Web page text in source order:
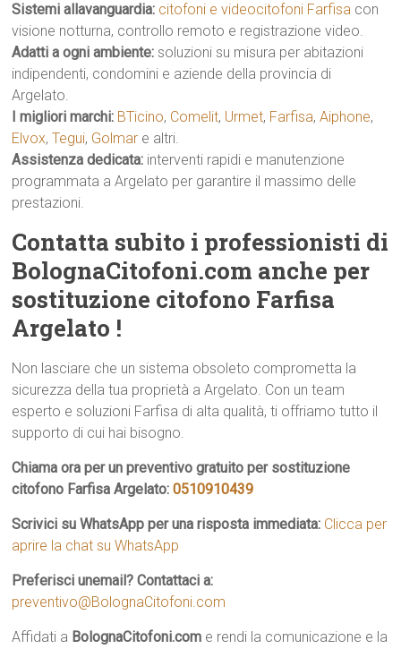
Sistemi allavanguardia: citofoni e videocitofoni Farfisa con
visione notturna, controllo remoto e registrazione video.
Adatti a ogni ambiente: soluzioni su misura per abitazioni
indipendenti, condomini e aziende della provincia di
Argelato.
I migliori marchi: BTicino, Comelit, Urmet, Farfisa,Aiphone,
Elvox,Tegui, Golmar e altri.
Assistenza dedicata: interventi rapidi e manutenzione
programmata a Argelato per garantire il massimo delle
prestazioni.
Contatta subito i professionisti di
BolognaCitofoni.com anche per
sostituzione citofono Farfisa
Argelato !
Non lasciare che un sistema obsoleto comprometta la
sicurezza della tua proprietà a Argelato. Con un team
esperto e soluzioni Farfisa di alta qualità, ti offriamo tutto il
supporto di cui hai bisogno.
Chiama ora per un preventivo gratuito per sostituzione
citofono Farfisa Argelato:0510910439
Scrivici su WhatsApp per una risposta immediata: Clicca per
aprire la chat su WhatsApp
Preferisci unemail? Contattaci a:
preventivo@BolognaCitofoni.com
Affidati a BolognaCitofoni.com e rendi la comunicazione e la